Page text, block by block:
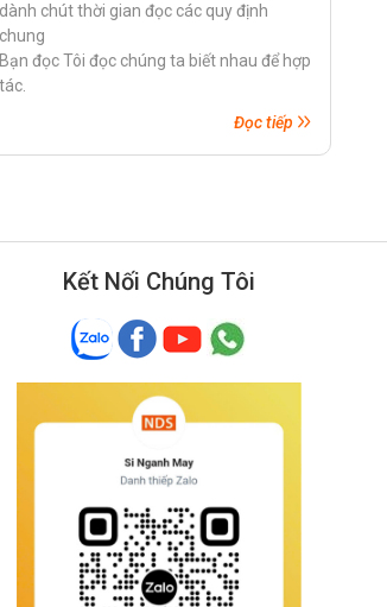
dành chút thời gian đọc các quy định
chung
Bạn đọc Tôi đọc chúng ta biết nhau để hợp
tác.
Đọc tiếp
Kết Nối Chúng Tôi